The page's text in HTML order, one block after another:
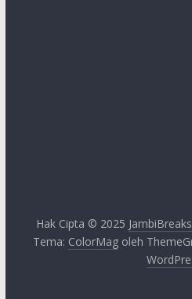
Hak Cipta © 2025 JambiBreaks
Tema: ColorMagoleh